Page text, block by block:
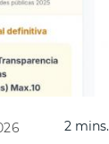
2 mins.